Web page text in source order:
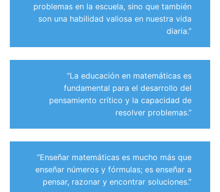
problemas en la escuela, sino que también
son una habilidad valiosa en nuestra vida
diaria.”
“La educación en matemáticas es
fundamental para el desarrollo del
pensamiento crítico y la capacidad de
resolver problemas.”
“Enseñar matemáticas es mucho más que
enseñar números y fórmulas; es enseñar a
pensar, razonar y encontrar soluciones.”